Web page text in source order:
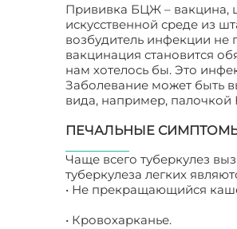
Прививка БЦЖ – вакцина,
искусственной среде из
возбудитель инфекции не
вакцинация становится
нам хотелось бы. Это
Заболевание может быть
вида, например, палочкой
ПЕЧАЛЬНЫЕ
Чаще всего туберкулез
туберкулеза легких
• Не прекращающийся
• Кровохарканье.